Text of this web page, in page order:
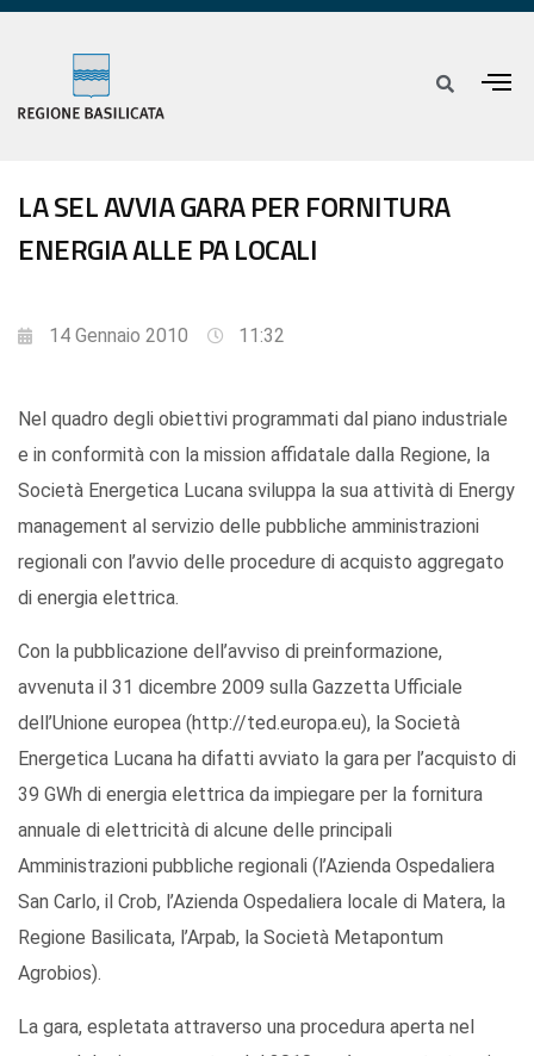
LA SEL AVVIA GARA PER FORNITURA
ENERGIA ALLE PA LOCALI
14 Gennaio 2010 11:32
Nel quadro degli obiettivi programmati dal piano industriale
e in conformità con la mission affidatale dalla Regione, la
Società Energetica Lucana sviluppa la sua attività di Energy
management al servizio delle pubbliche amministrazioni
regionali con l’avvio delle procedure di acquisto aggregato
di energia elettrica.
Con la pubblicazione dell’avviso di preinformazione,
avvenuta il 31 dicembre 2009 sulla Gazzetta Ufficiale
dell’Unione europea (http://ted.europa.eu), la Società
Energetica Lucana ha difatti avviato la gara per l’acquisto di
39 GWh di energia elettrica da impiegare per la fornitura
annuale di elettricità di alcune delle principali
Amministrazioni pubbliche regionali (l’Azienda Ospedaliera
San Carlo, il Crob, l’Azienda Ospedaliera locale di Matera, la
Regione Basilicata, l’Arpab, la Società Metapontum
Agrobios).
La gara, espletata attraverso una procedura aperta nel